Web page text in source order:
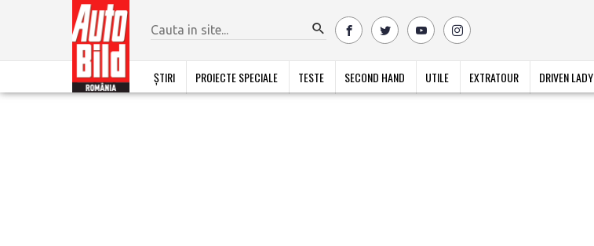
ȘTIRI PROIECTE SPECIALE TESTE SECOND HAND UTILE EXTRATOUR DRIVEN LADY